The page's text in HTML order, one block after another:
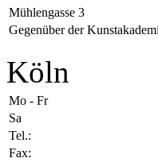
Mühlengasse 3
Gegenüber der
Köln
Mo - Fr
Sa
Tel.:
Fax: